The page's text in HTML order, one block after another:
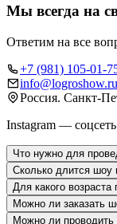
Мы всегда на
Ответим на все
+7 (981) 105-01-
info@logroshow.ru
Россия. Санкт-
Instagram —
Что нужно для
Сколько длится
Для какого
Можно ли заказать
Можно ли